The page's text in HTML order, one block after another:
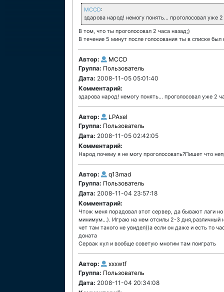
MCCD:
здарова народ! немогу понять... проголосовал уже
В том, что ты проголосовал 2 часа назад;)
В течение 5 минут после голосования ты в списке был
Автор:
MCCD
Группа: Пользователь
Дата: 2008-11-05 05:01:40
Комментарий:
здарова народ! немогу понять... проголосовал уже 2
Автор:
LPAxel
Группа: Пользователь
Дата: 2008-11-05 02:42:05
Комментарий:
Народ почему я не могу проголосовать?Пишет что
Автор:
q13mad
Группа: Пользователь
Дата: 2008-11-04 23:57:18
Комментарий:
Чтож меня порадовал этот сервер, да бывают лаги
минимум...). Играю на нем отсилы 2-3 дня,различный
чет там такого не увидел))а если он даже и есть то
доната
Сервак кул и вообще советую многим там поиграть
Автор:
xxxwtf
Группа: Пользователь
Дата: 2008-11-04 20:34:08